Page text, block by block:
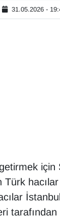
31.05.2026 -
için
Türk
İstanbul